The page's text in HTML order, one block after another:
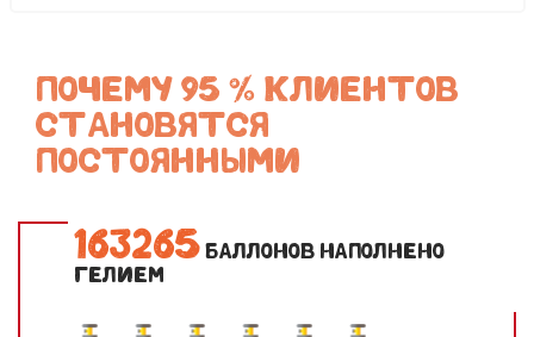
ПОЧЕМУ 95 % КЛИЕНТОВ
СТАНОВЯТСЯ
ПОСТОЯННЫМИ
163265 БАЛЛОНОВ НАПОЛНЕНО
ГЕЛИЕМ